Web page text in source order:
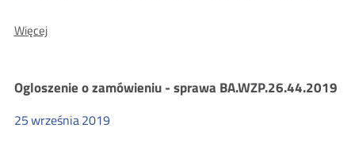
WięcejO:
-
numer
BA.WZP.26.48.2019
Ogloszenie o zamówieniu - sprawa BA.WZP.26.44.2019
25września2019